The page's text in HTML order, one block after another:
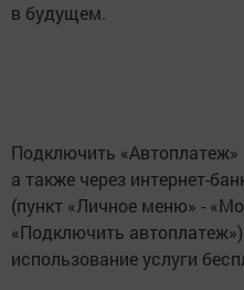
в будущем.
Подключить
а также через интернет-
(пункт «Личное меню» -
«Подключить
использование услуги